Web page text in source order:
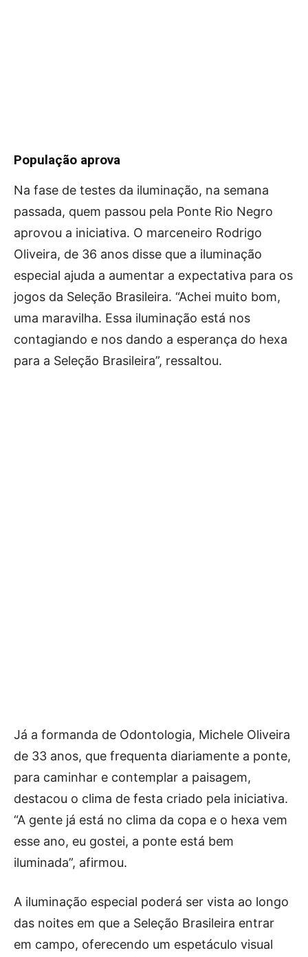
População aprova
Na fase de testes da iluminação, na semana
passada, quem passou pela Ponte Rio Negro
aprovou a iniciativa. O marceneiro Rodrigo
Oliveira, de 36 anos disse que a iluminação
especial ajuda a aumentar a expectativa para os
jogos da Seleção Brasileira. “Achei muito bom,
uma maravilha. Essa iluminação está nos
contagiando e nos dando a esperança do hexa
para a Seleção Brasileira”, ressaltou.
Já a formanda de Odontologia, Michele Oliveira
de 33 anos, que frequenta diariamente a ponte,
para caminhar e contemplar a paisagem,
destacou o clima de festa criado pela iniciativa.
“A gente já está no clima da copa e o hexa vem
esse ano, eu gostei, a ponte está bem
iluminada”, afirmou.
A iluminação especial poderá ser vista ao longo
das noites em que a Seleção Brasileira entrar
em campo, oferecendo um espetáculo visual